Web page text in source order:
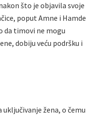
što je objavila svoje
poput Amne i Hamde
da timovi ne mogu
dobiju veću podršku i
žena, o čemu